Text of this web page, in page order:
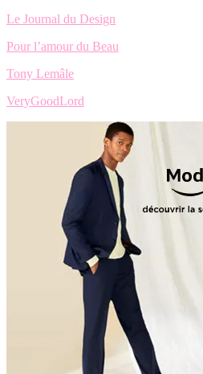
Le Journal du Design
Pour l’amour du Beau
Tony Lemâle
VeryGoodLord